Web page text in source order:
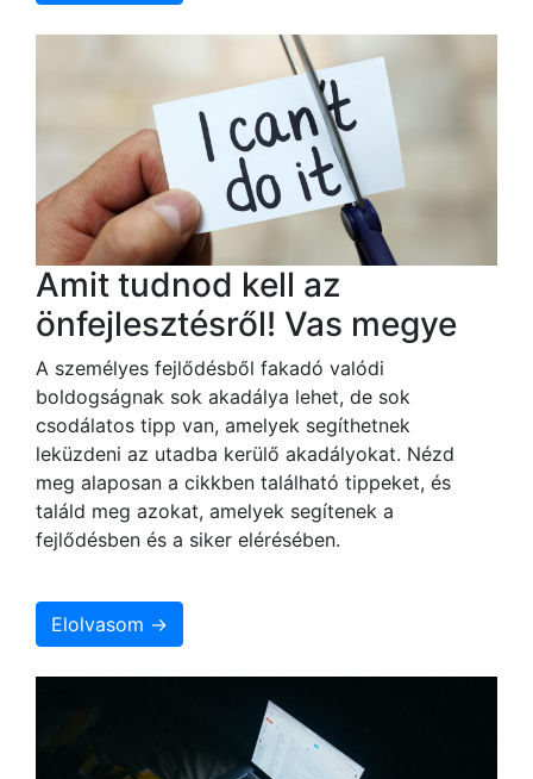
Amit tudnod kell az
önfejlesztésről! Vas megye
A személyes fejlődésből fakadó valódi
boldogságnak sok akadálya lehet, de sok
csodálatos tipp van, amelyek segíthetnek
leküzdeni az utadba kerülő akadályokat. Nézd
meg alaposan a cikkben található tippeket, és
találd meg azokat, amelyek segítenek a
fejlődésben és a siker elérésében.
Elolvasom →